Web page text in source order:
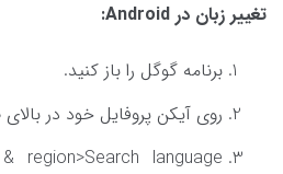
تغییر زبان در Android:
برنامه گوگل را باز کنید.
روی آیکن پروفایل خود در